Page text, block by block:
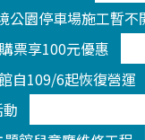
公園停車場施工暫不
票享100元優惠
自109/6起恢復營運